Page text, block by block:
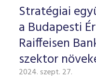
Stratégiai
a Budapesti
Raiffeisen
szektor
2024. szept. 27.